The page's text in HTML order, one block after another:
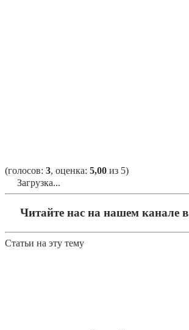
(голосов: 3, оценка: 5,00 из 5)
Загрузка...
Читайте нас на нашем канале в
Статьи на эту тему